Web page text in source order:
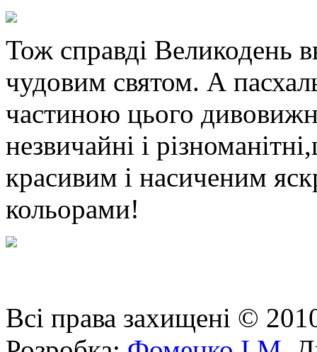
Тож справді Великодень
чудовим святом. А
частиною цього
незвичайні і
красивим і насиченим
кольорами!
Всі права захищені ©